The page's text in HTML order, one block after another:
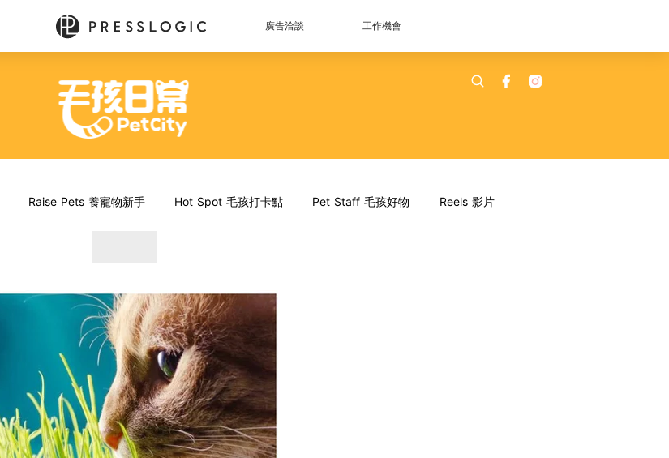
廣告洽談 工作機會
Raise Pets 養寵物新手 Hot Spot 毛孩打卡點 Pet Staff 毛孩好物 Reels 影片